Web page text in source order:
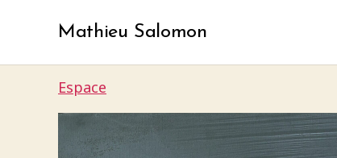
Mathieu Salomon
Espace